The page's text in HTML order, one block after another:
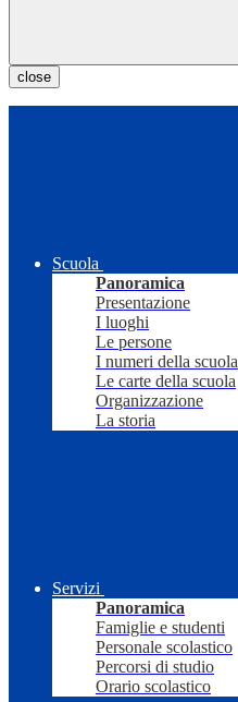
close
Scuola
Panoramica
Presentazione
I luoghi
Le persone
I numeri della scuola
Le carte della scuola
Organizzazione
La storia
Servizi
Panoramica
Famiglie e studenti
Personale scolastico
Percorsi di studio
Orario scolastico